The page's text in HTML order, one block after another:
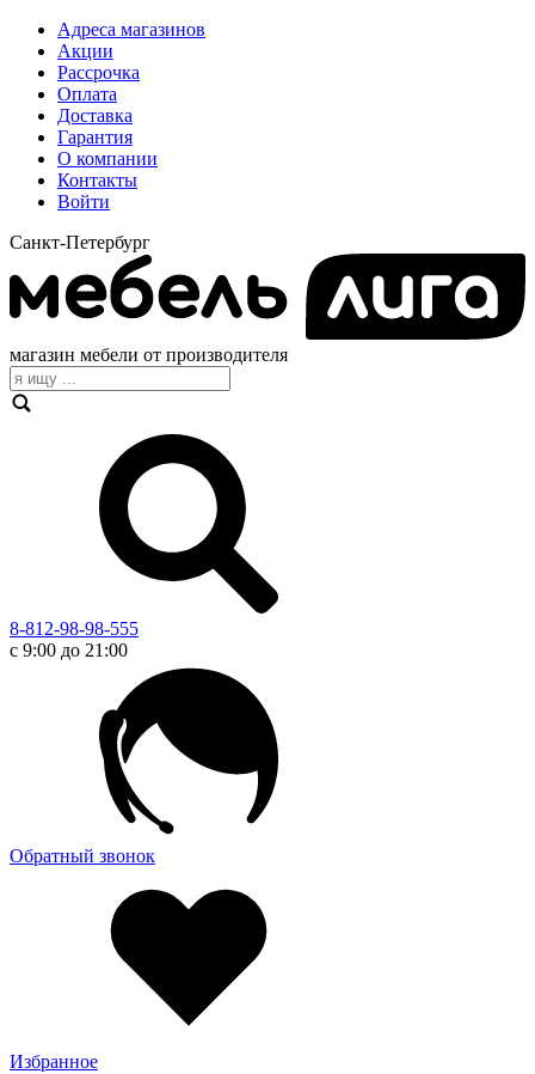
Адреса магазинов
Акции
Рассрочка
Оплата
Доставка
Гарантия
О компании
Контакты
Войти
Санкт-Петербург
магазин мебели от производителя
8-812-98-98-555
с 9:00 до 21:00
Обратный звонок
Избранное